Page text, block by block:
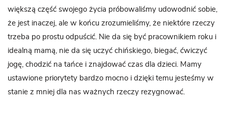
większą część swojego życia próbowaliśmy udowodnić sobie,
że jest inaczej, ale w końcu zrozumieliśmy, że niektóre rzeczy
trzeba po prostu odpuścić. Nie da się być pracownikiem roku i
idealną mamą, nie da się uczyć chińskiego, biegać, ćwiczyć
jogę, chodzić na tańce i znajdować czas dla dzieci. Mamy
ustawione priorytety bardzo mocno i dzięki temu jesteśmy w
stanie z mniej dla nas ważnych rzeczy rezygnować.